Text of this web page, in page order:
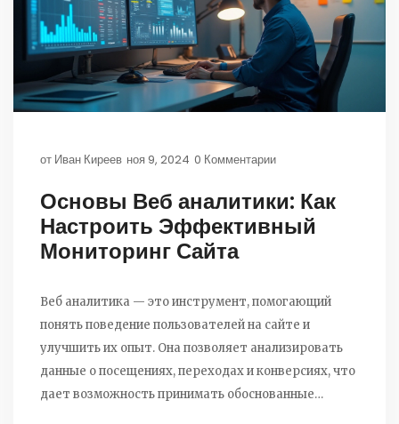
от Иван Киреев ноя 9, 2024 0 Комментарии
Основы Веб аналитики: Как
Настроить Эффективный
Мониторинг Сайта
Веб аналитика — это инструмент, помогающий
понять поведение пользователей на сайте и
улучшить их опыт. Она позволяет анализировать
данные о посещениях, переходах и конверсиях, что
дает возможность принимать обоснованные